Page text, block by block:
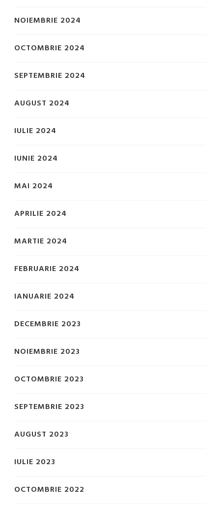
NOIEMBRIE 2024
OCTOMBRIE 2024
SEPTEMBRIE 2024
AUGUST 2024
IULIE 2024
IUNIE 2024
MAI 2024
APRILIE 2024
MARTIE 2024
FEBRUARIE 2024
IANUARIE 2024
DECEMBRIE 2023
NOIEMBRIE 2023
OCTOMBRIE 2023
SEPTEMBRIE 2023
AUGUST 2023
IULIE 2023
OCTOMBRIE 2022